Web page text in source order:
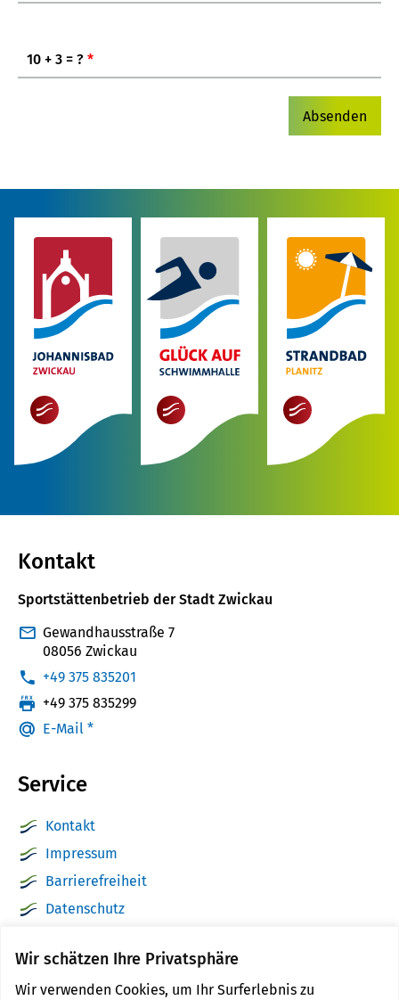
Wir schätzen Ihre Privatsphäre
Wir verwenden Cookies, um Ihr Surferlebnis zu
10 + 3 = ? *
Absenden
mehr mehr mehr
Kontakt
Sportstättenbetrieb der Stadt Zwickau
Gewandhausstraße 7
08056 Zwickau
:+49 375 835201
:+49 375 835299
E-Mail *
Service
Kontakt
Impressum
Barrierefreiheit
Datenschutz
zwickau.de
Cookie Einstellungen